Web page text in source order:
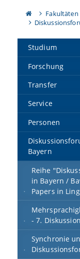
Fakultäten
Studium
Forschung
Transfer
Service
Personen
Bayern
Reihe
in Bayern /
Papers in
- 7.
Synchronie